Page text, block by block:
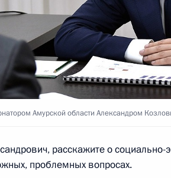
последствий пожаров в Бурятии
Республика Бурятия, посёлок Танхой
развития Байкальской
Республика Бурятия, посёлок Танхой
Амурской области Александром
расскажите о
проблемных вопросах.